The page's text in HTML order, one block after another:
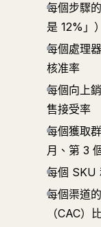
每個步驟
是 12%」）
每個處理
核准率
每個向上
售接受率
每個獲取
月、第 3
每個 SKU
每個渠道
（CAC）